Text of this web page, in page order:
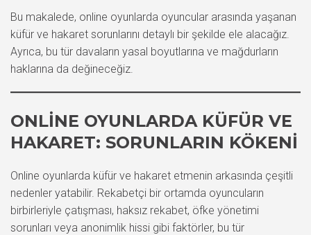
Bu makalede, online oyunlarda oyuncular arasında yaşanan
küfür ve hakaret sorunlarını detaylı bir şekilde ele alacağız.
Ayrıca, bu tür davaların yasal boyutlarına ve mağdurların
haklarına da değineceğiz.
ONLINE OYUNLARDA KÜFÜR VE
HAKARET: SORUNLARIN KÖKENI
Online oyunlarda küfür ve hakaret etmenin arkasında çeşitli
nedenler yatabilir. Rekabetçi bir ortamda oyuncuların
birbirleriyle çatışması, haksız rekabet, öfke yönetimi
sorunları veya anonimlik hissi gibi faktörler, bu tür